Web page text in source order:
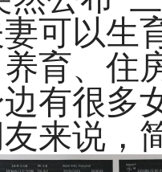
可以生
育、住
有很多
来说，